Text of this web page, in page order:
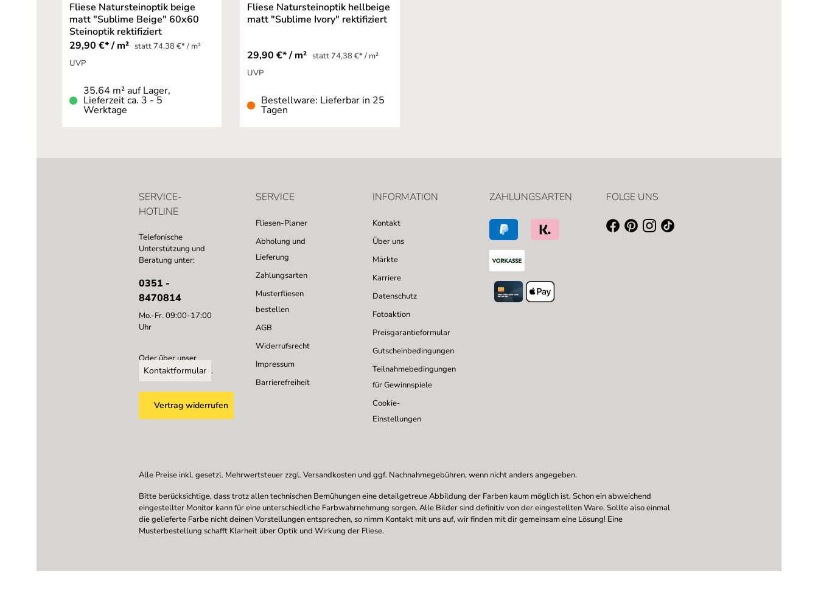
Fliese Natursteinoptik beige
matt "Sublime Beige" 60x60
Steinoptik rektifiziert
29,90 €* / m² statt 74,38 €* / m²
UVP
35.64 m² auf Lager,
Lieferzeit ca. 3 - 5
Werktage
Fliese Natursteinoptik hellbeige
matt "Sublime Ivory" rektifiziert
29,90 €* / m² statt 74,38 €* / m²
UVP
Bestellware: Lieferbar in 25
Tagen
SERVICE-
HOTLINE
Telefonische
Unterstützung und
Beratung unter:
0351 -
8470814
Mo.-Fr. 09:00-17:00
Uhr
Oder über unser
Kontaktformular .
Vertrag widerrufen
SERVICE
Fliesen-Planer
Abholung und
Lieferung
Zahlungsarten
Musterfliesen
bestellen
AGB
Widerrufsrecht
Impressum
Barrierefreiheit
INFORMATION
Kontakt
Über uns
Märkte
Karriere
Datenschutz
Fotoaktion
Preisgarantieformular
Gutscheinbedingungen
Teilnahmebedingungen
für Gewinnspiele
Cookie-
Einstellungen
ZAHLUNGSARTEN FOLGE UNS
Alle Preise inkl. gesetzl. Mehrwertsteuer zzgl.Versandkosten und ggf. Nachnahmegebühren, wenn nicht anders angegeben.
Bitte berücksichtige, dass trotz allen technischen Bemühungen eine detailgetreue Abbildung der Farben kaum möglich ist. Schon ein abweichend
eingestellter Monitor kann für eine unterschiedliche Farbwahrnehmung sorgen. Alle Bilder sind definitiv von der eingestellten Ware. Sollte also einmal
die gelieferte Farbe nicht deinen Vorstellungen entsprechen, so nimm Kontakt mit uns auf, wir finden mit dir gemeinsam eine Lösung! Eine
Musterbestellung schafft Klarheit über Optik und Wirkung der Fliese.